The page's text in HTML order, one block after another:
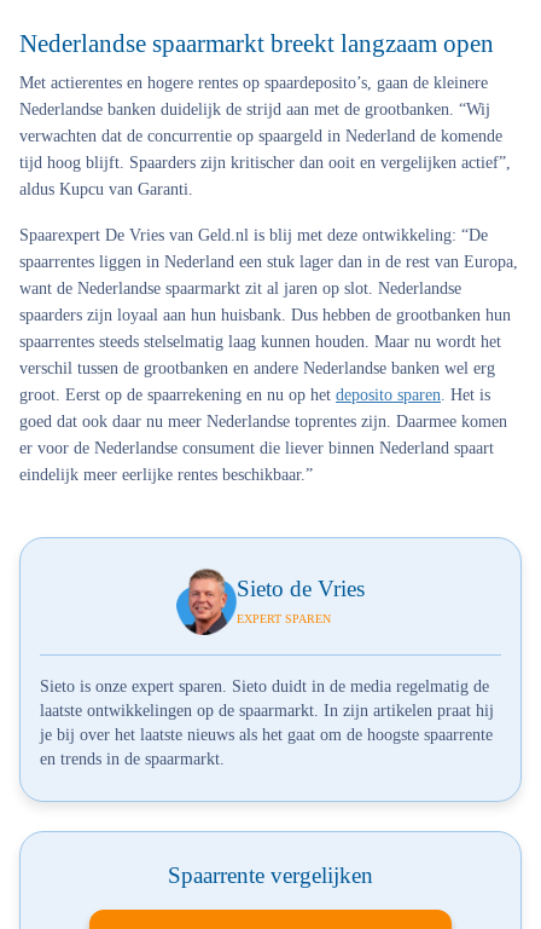
Nederlandse spaarmarkt breekt langzaam open
Met actierentes en hogere rentes op spaardeposito’s, gaan de kleinere
Nederlandse banken duidelijk de strijd aan met de grootbanken. “Wij
verwachten dat de concurrentie op spaargeld in Nederland de komende
tijd hoog blijft. Spaarders zijn kritischer dan ooit en vergelijken actief”,
aldus Kupcu van Garanti.
Spaarexpert De Vries van Geld.nl is blij met deze ontwikkeling: “De
spaarrentes liggen in Nederland een stuk lager dan in de rest van Europa,
want de Nederlandse spaarmarkt zit al jaren op slot. Nederlandse
spaarders zijn loyaal aan hun huisbank. Dus hebben de grootbanken hun
spaarrentes steeds stelselmatig laag kunnen houden. Maar nu wordt het
verschil tussen de grootbanken en andere Nederlandse banken wel erg
groot. Eerst op de spaarrekening en nu op het deposito sparen. Het is
goed dat ook daar nu meer Nederlandse toprentes zijn. Daarmee komen
er voor de Nederlandse consument die liever binnen Nederland spaart
eindelijk meer eerlijke rentes beschikbaar.”
Sieto de Vries
EXPERT SPAREN
Sieto is onze expert sparen. Sieto duidt in de media regelmatig de
laatste ontwikkelingen op de spaarmarkt. In zijn artikelen praat hij
je bij over het laatste nieuws als het gaat om de hoogste spaarrente
en trends in de spaarmarkt.
Spaarrente vergelijken